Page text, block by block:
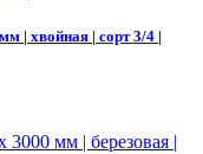
| хвойная | сорт 3/4 |